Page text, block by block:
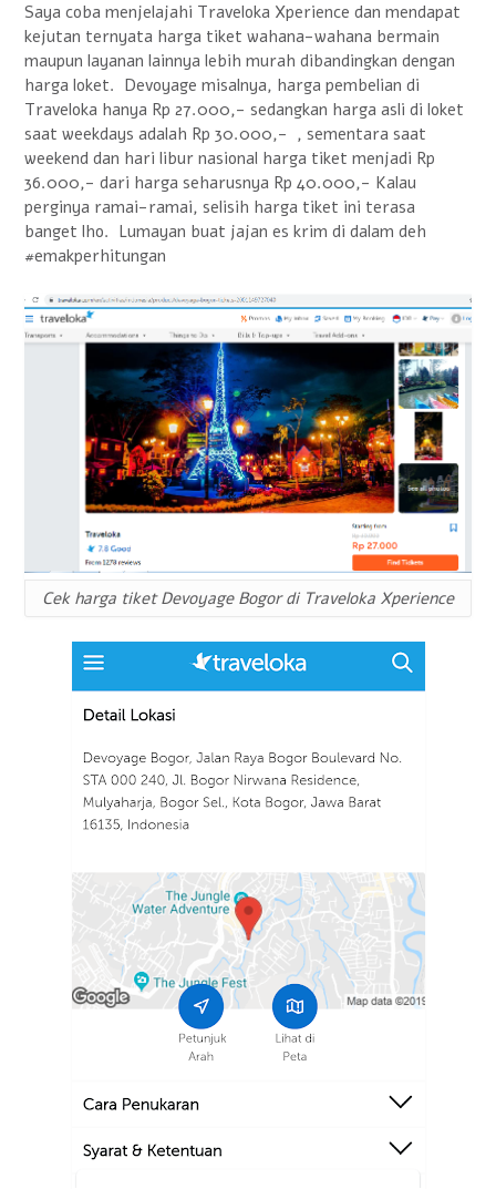
Saya coba menjelajahi Traveloka Xperience dan mendapat
kejutan ternyata harga tiket wahana-wahana bermain
maupun layanan lainnya lebih murah dibandingkan dengan
harga loket. Devoyage misalnya, harga pembelian di
Traveloka hanya Rp 27.000,- sedangkan harga asli di loket
saat weekdays adalah Rp 30.000,- , sementara saat
weekend dan hari libur nasional harga tiket menjadi Rp
36.000,- dari harga seharusnya Rp 40.000,- Kalau
perginya ramai-ramai, selisih harga tiket ini terasa
banget lho. Lumayan buat jajan es krim di dalam deh
#emakperhitungan
Cek harga tiket Devoyage Bogor di Traveloka Xperience